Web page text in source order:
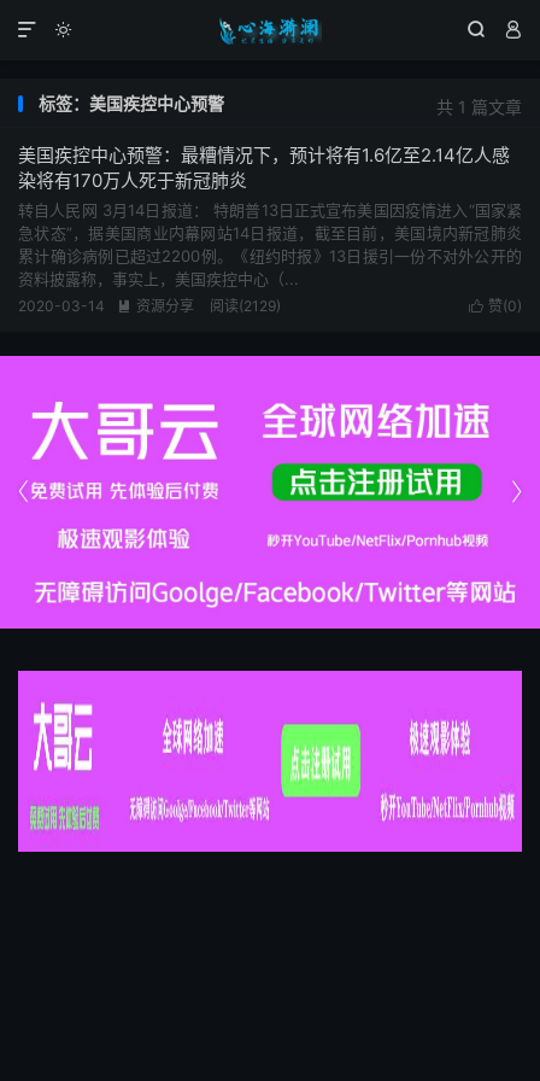
  

共 1 篇文章
标签：美国疾控中心预警
美国疾控中心预警：最糟情况下，预计将有1.6亿至2.14亿人感
染将有170万人死于新冠肺炎
转自人民网 3月14日报道： 特朗普13日正式宣布美国因疫情进入“国家紧
急状态”，据美国商业内幕网站14日报道，截至目前，美国境内新冠肺炎
累计确诊病例已超过2200例。《纽约时报》13日援引一份不对外公开的
资料披露称，事实上，美国疾控中心（...
 赞(0)
2020-03-14  资源分享 阅读(2129)

